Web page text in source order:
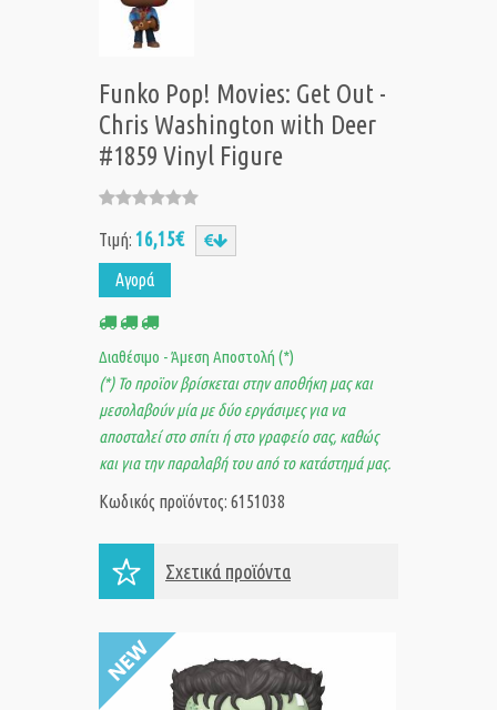
Funko Pop! Movies: Get Out -
Chris Washington with Deer
#1859 Vinyl Figure
Τιμή: 16,15€
Αγορά
Διαθέσιμο - Άμεση Αποστολή (*)
(*) Το προϊον βρίσκεται στην αποθήκη μας και
μεσολαβούν μία με δύο εργάσιμες για να
αποσταλεί στο σπίτι ή στο γραφείο σας, καθώς
και για την παραλαβή του από το κατάστημά μας.
Κωδικός προϊόντος: 6151038
Σχετικά προϊόντα